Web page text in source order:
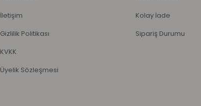
İletişim
Gizlilik Politikası
KVKK
Üyelik Sözleşmesi
Kolay İade
Sipariş Durumu